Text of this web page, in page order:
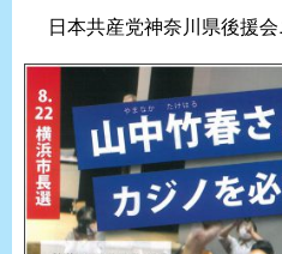
日本共産党神奈川県後援